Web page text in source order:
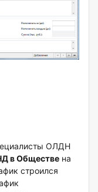
ОЛДН
в Обществе на
строился